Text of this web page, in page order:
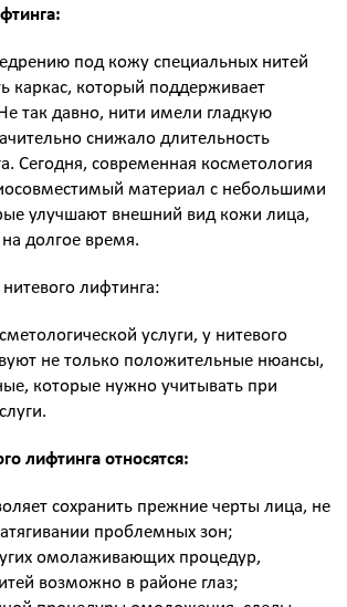
и уход на косметике HOLY LAND
и уход на премиальной косметике
(США)
- безинъекционная мезотерапия
и увлажнение кожи)
КОСМЕТОЛОГИЯ
врача - дерматолога, косметолога
- лечение выпадения волос
- питание и стимулирование
и рельефа кожи
губ - коррекция формы и объема губ
на основе стабилизированной
кислоты
на основе нестабилизированной
пластика - объёмное моделирование
на основе стабилизированной
кислоты
устранение мимических морщин
под кожу специальных нитей
каркас, который поддерживает
так давно, нити имели гладкую
снижало длительность
Сегодня, современная косметология
материал с небольшими
улучшают внешний вид кожи лица,
долгое время.
лифтинга:
услуги, у нитевого
не только положительные нюансы,
которые нужно учитывать при
лифтинга относятся:
сохранить прежние черты лица, не
проблемных зон;
омолаживающих процедур,
возможно в районе глаз;